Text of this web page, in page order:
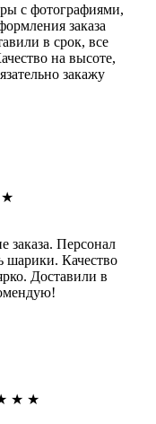
с фотографиями,
заказа
в срок, все
на высоте,
закажу
★
заказа. Персонал
шарики. Качество
Доставили в
★ ★